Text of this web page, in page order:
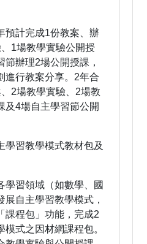
預計完成1份教案、辦
1場教學實驗公開授
節辦理2場公開授課，
進行教案分享。2年合
2場教學實驗、2場教
及4場自主學習節公開
學習教學模式教材包及
學習領域（如數學、國
展自主學習教學模式，
課程包」功能，完成2
模式之因材網課程包。